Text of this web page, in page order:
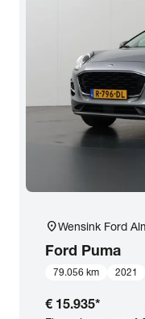
Carrosserie
Basiskleur
Aantal
location_onWensink Ford
Ford Puma
79.056 km 2021
€ 15.935*